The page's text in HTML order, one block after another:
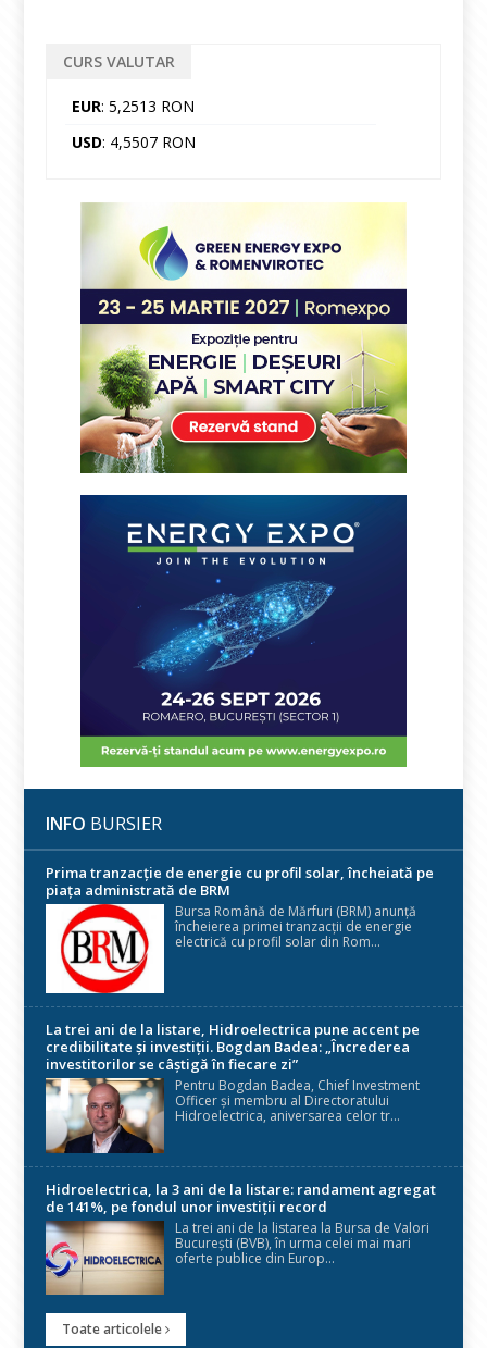
CURS VALUTAR
EUR: 5,2513 RON
USD: 4,5507 RON
INFO BURSIER
Prima tranzacție de energie cu profil solar, încheiată pe
piața administrată de BRM
Bursa Română de Mărfuri (BRM) anunță
încheierea primei tranzacții de energie
electrică cu profil solar din Rom...
La trei ani de la listare, Hidroelectrica pune accent pe
credibilitate și investiții. Bogdan Badea: „Încrederea
investitorilor se câștigă în fiecare zi”
Pentru Bogdan Badea, Chief Investment
Officer și membru al Directoratului
Hidroelectrica, aniversarea celor tr...
Hidroelectrica, la 3 ani de la listare: randament agregat
de 141%, pe fondul unor investiții record
La trei ani de la listarea la Bursa de Valori
București (BVB), în urma celei mai mari
oferte publice din Europ...
Toate articolele